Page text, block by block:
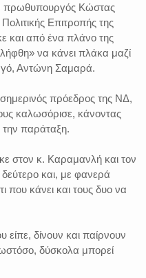
πρωθυπουργός Κώστας
Επιτροπής της
και από ένα πλάνο της
να κάνει πλάκα μαζί
Αντώνη Σαμαρά.
πρόεδρος της ΝΔ,
καλωσόρισε, κάνοντας
την παράταξη.
στον κ. Καραμανλή και τον
και, με φανερά
που κάνει και τους δυο να
είπε, δίνουν και παίρνουν
δύσκολα μπορεί